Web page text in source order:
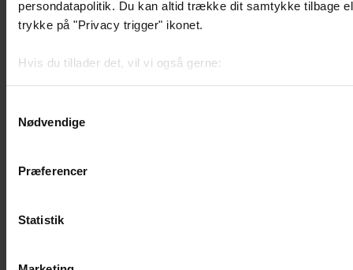
persondatapolitik. Du kan altid trække dit samtykke tilbage
trykke på "Privacy trigger" ikonet.
Hvis du tillader det, vil vi også gerne:
Indsamle præcise oplysninger om din placering, der
Dine valg anvendes på hele websitet.
Nødvendige
Præferencer
Statistik